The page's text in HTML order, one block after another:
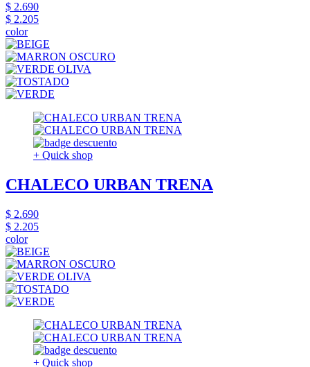
$ 2.690
$ 2.205
color
+ Quick shop
CHALECO URBAN TRENA
$ 2.690
$ 2.205
color
+ Quick shop